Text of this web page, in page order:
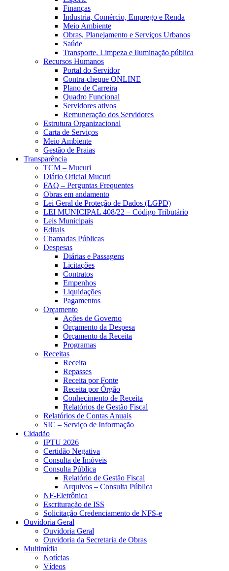
Finanças
Industria, Comércio, Emprego e Renda
Meio Ambiente
Obras, Planejamento e Serviços Urbanos
Saúde
Transporte, Limpeza e Iluminação pública
Recursos Humanos
Portal do Servidor
Contra-cheque ONLINE
Plano de Carreira
Quadro Funcional
Servidores ativos
Remuneração dos Servidores
Estrutura Organizacional
Carta de Serviços
Meio Ambiente
Gestão de Praias
Transparência
TCM – Mucuri
Diário Oficial Mucuri
FAQ – Perguntas Frequentes
Obras em andamento
Lei Geral de Proteção de Dados (LGPD)
LEI MUNICIPAL 408/22 – Código Tributário
Leis Municipais
Editais
Chamadas Públicas
Despesas
Diárias e Passagens
Licitações
Contratos
Empenhos
Liquidações
Pagamentos
Orçamento
Ações de Governo
Orçamento da Despesa
Orçamento da Receita
Programas
Receitas
Receita
Repasses
Receita por Fonte
Receita por Órgão
Conhecimento de Receita
Relatórios de Gestão Fiscal
Relatórios de Contas Anuais
SIC – Serviço de Informação
Cidadão
IPTU 2026
Certidão Negativa
Consulta de Imóveis
Consulta Pública
Relatório de Gestão Fiscal
Arquivos – Consulta Pública
NF-Eletrônica
Escrituração de ISS
Solicitação Credenciamento de NFS-e
Ouvidoria Geral
Ouvidoria Geral
Ouvidoria da Secretaria de Obras
Multimídia
Notícias
Vídeos